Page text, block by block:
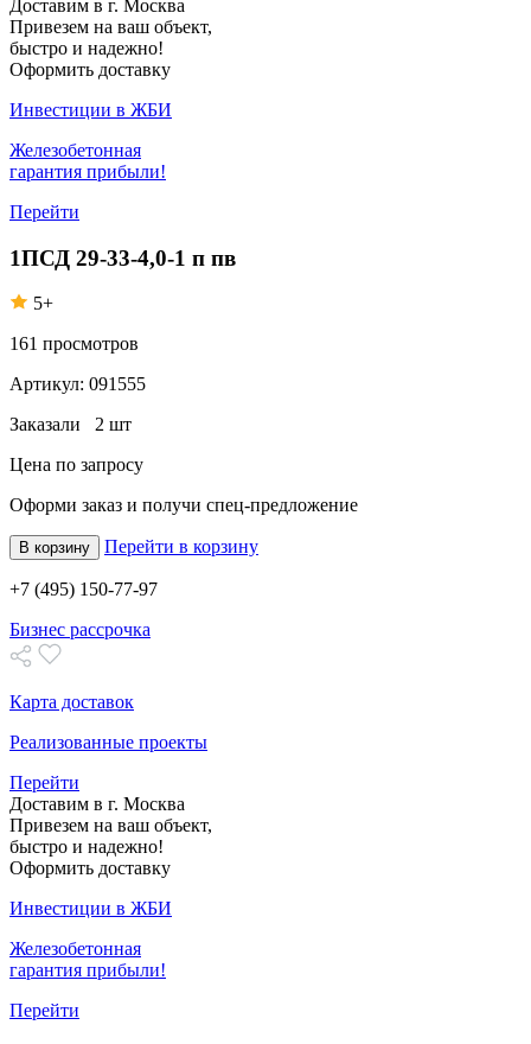
Доставим в г. Москва
Привезем на ваш объект,
быстро и надежно!
Оформить доставку
Инвестиции в ЖБИ
Железобетонная
гарантия прибыли!
Перейти
1ПСД 29-33-4,0-1 п пв
5+
161 просмотров
Артикул: 091555
Заказали 2 шт
Цена по запросу
Оформи заказ и получи спец-предложение
В корзину Перейти в корзину
+7 (495) 150-77-97
Бизнес рассрочка
Карта доставок
Реализованные проекты
Перейти
Доставим в г. Москва
Привезем на ваш объект,
быстро и надежно!
Оформить доставку
Инвестиции в ЖБИ
Железобетонная
гарантия прибыли!
Перейти